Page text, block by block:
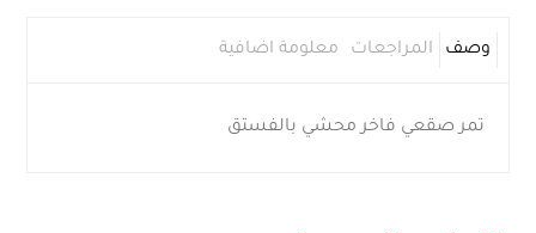
وصف المراجعات معلومة اضافية
تمر صقعي فاخر محشي بالفستق